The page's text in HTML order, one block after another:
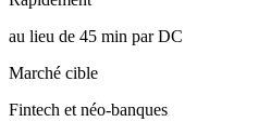
au lieu de 45 min par DC
Marché cible
Fintech et néo-banques